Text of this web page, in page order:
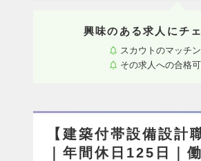
興味のある求人にチ
スカウトのマッチ
その求人への合格
【建築付帯設備設計
｜年間休日125日｜